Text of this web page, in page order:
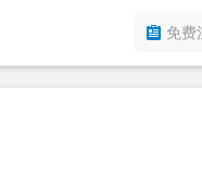
免费